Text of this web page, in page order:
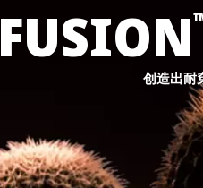
FUSION
创造出耐